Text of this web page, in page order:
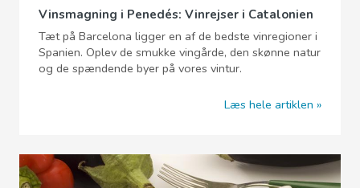
Vinsmagning i Penedés: Vinrejser i Catalonien
Tæt på Barcelona ligger en af de bedste vinregioner i
Spanien. Oplev de smukke vingårde, den skønne natur
og de spændende byer på vores vintur.
Læs hele artiklen